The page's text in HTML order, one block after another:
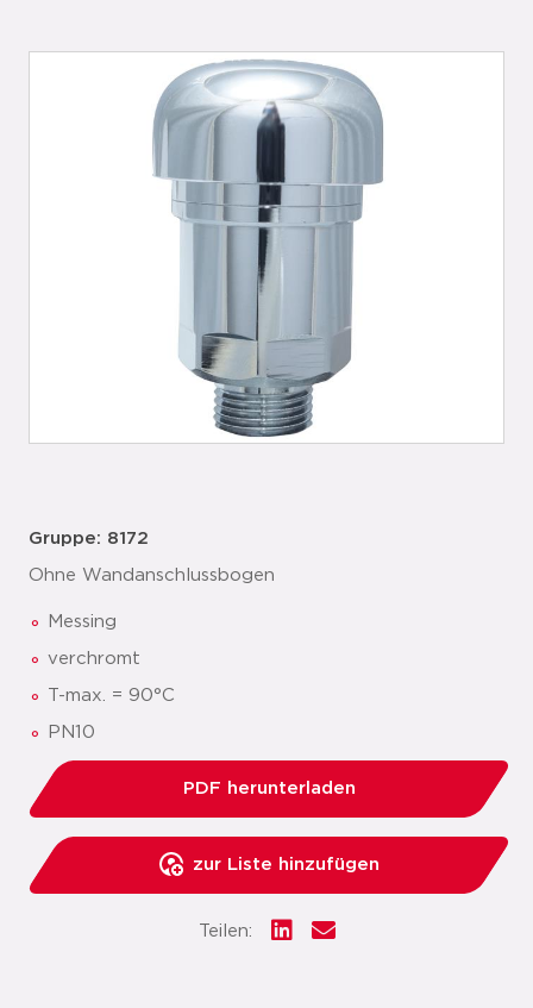
Gruppe: 8172
Ohne Wandanschlussbogen
Messing
verchromt
T-max. = 90°C
PN10
PDF herunterladen
zur Liste hinzufügen
Teilen: